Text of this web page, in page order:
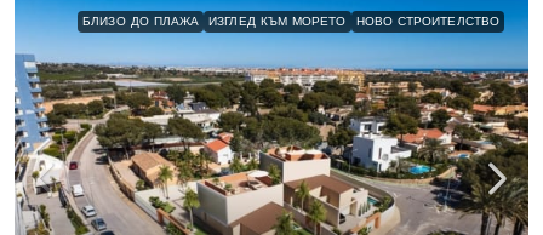
БЛИЗО ДО ПЛАЖА ИЗГЛЕД КЪМ МОРЕТО НОВО СТРОИТЕЛСТВО